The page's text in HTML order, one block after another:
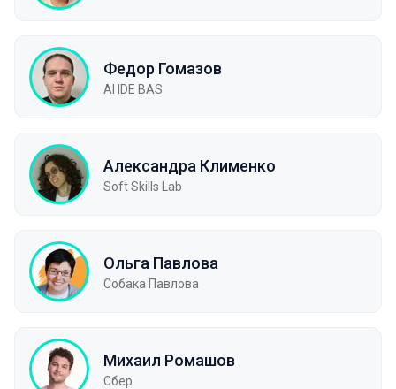
Федор Гомазов
AI IDE BAS
Александра Клименко
Soft Skills Lab
Ольга Павлова
Собака Павлова
Михаил Ромашов
Сбер